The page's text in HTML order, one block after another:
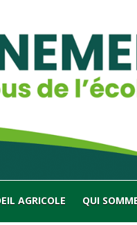
AGRICOLE QUI